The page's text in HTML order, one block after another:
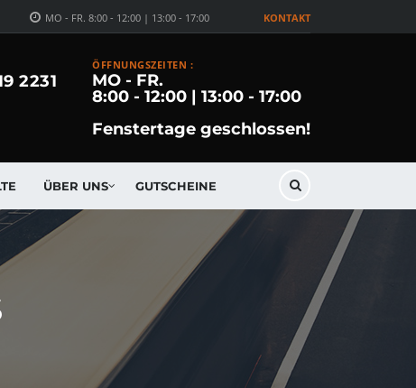
KONTAKT
MO - FR. 8:00 - 12:00 | 13:00 - 17:00
ÖFFNUNGSZEITEN :
MO - FR.
8:00 - 12:00 | 13:00 - 17:00
Fenstertage geschlossen!
2231
ÜBER UNS GUTSCHEINE